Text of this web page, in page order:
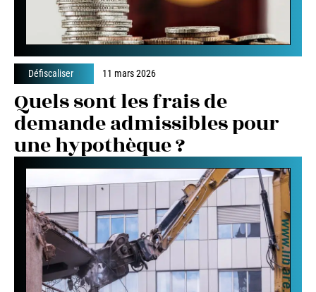
Défiscaliser 11 mars 2026
Quels sont les frais de
demande admissibles pour
une hypothèque ?